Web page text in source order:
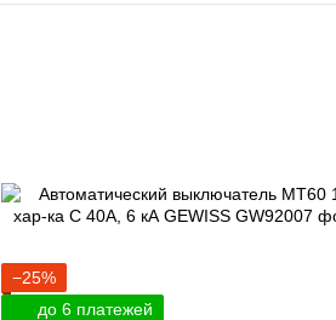
−25%
до 6 платежей